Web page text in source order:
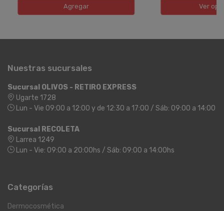
Agregar Ver
Nuestras sucursales
Sucursal OLIVOS - RETIRO EXPRESS
Ugarte 1728
Lun - Vie 09:00 a 12:00 y de 12:30 a 17:00 / Sáb: 09:00 a 14:00
Sucursal RECOLETA
Larrea 1249
Lun - Vie: 09:00 a 20:00hs / Sáb: 09:00 a 14:00hs
Categorías
Dermocosmética